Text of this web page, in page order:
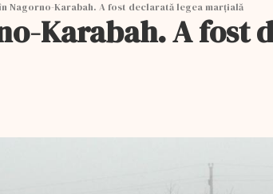
Nagorno-Karabah. A fost declarată legea marțială
Karabah. A fost